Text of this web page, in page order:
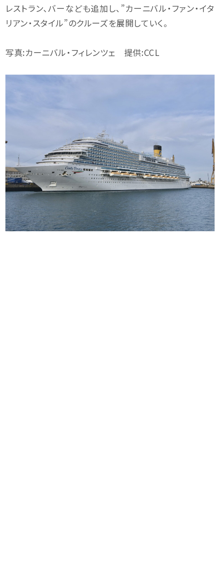
レストラン、バーなども追加し、”カーニバル・ファン・イタ
リアン・スタイル”のクルーズを展開していく。
写真:カーニバル・フィレンツェ 提供:CCL